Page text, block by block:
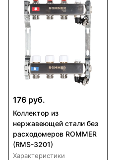
176 руб.
Коллектор из
нержавеющей стали без
расходомеров ROMMER
(RMS-3201)
Характеристики